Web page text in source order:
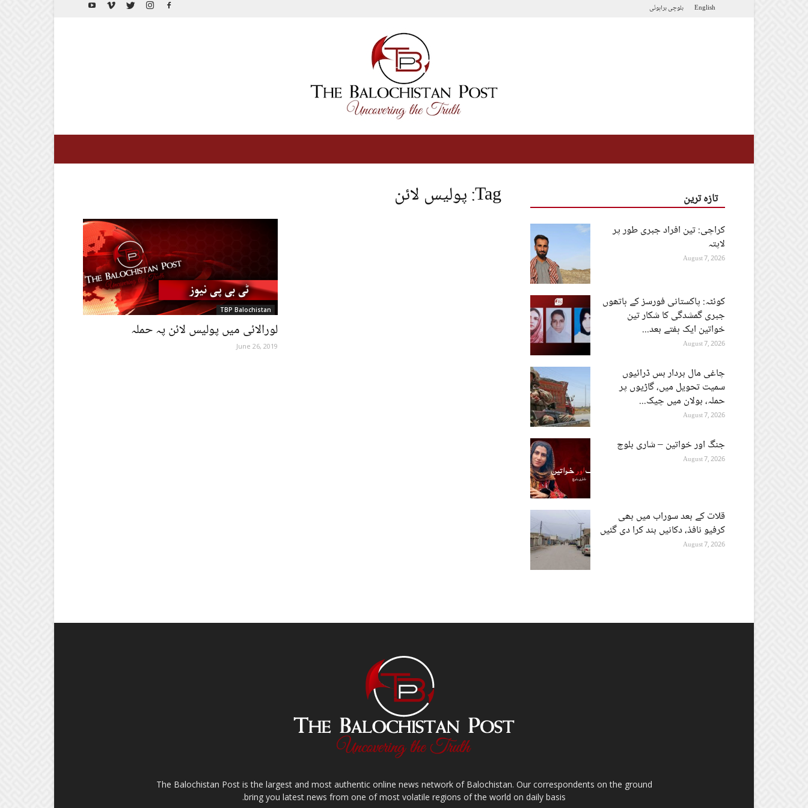
English بلوچیبراہوئی
Tag: پولیس لائن
TBP Balochistan
لورالائی میں پولیس لائن پہ حملہ
June 26, 2019
تازہ ترین
کراچی: تین افراد جبری طور پر
لاپتہ
August 7, 2026
کوئٹہ: پاکستانی فورسز کے ہاتھوں
جبری گمشدگی کا شکار تین
خواتین ایک ہفتے بعد...
August 7, 2026
چاغی مال بردار بس ڈرائیوں
سمیت تحویل میں، گاڑیوں پر
حملہ، بولان میں چیک...
August 7, 2026
جنگ اور خواتین – شاری بلوچ
August 7, 2026
قلات کے بعد سوراب میں بھی
کرفیو نافذ، دکانیں بند کرا دی گئیں
August 7, 2026
The Balochistan Post is the largest and most authentic online news network of Balochistan. Our correspondents on the ground
bring you latest news from one of most volatile regions of the world on daily basis.